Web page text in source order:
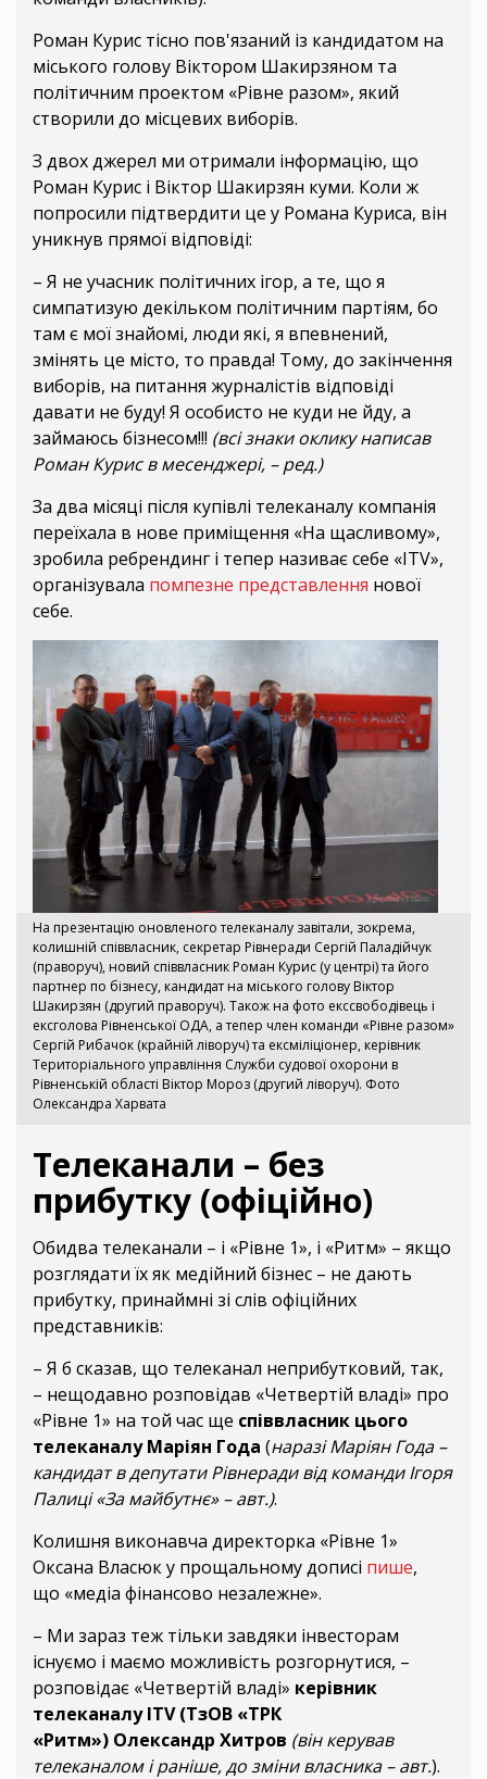
Роман Курис тісно пов'язаний із кандидатом на
міського голову Віктором Шакирзяном та
політичним проектом «Рівне разом», який
створили до місцевих виборів.
З двох джерел ми отримали інформацію, що
Роман Курис і Віктор Шакирзян куми. Коли ж
попросили підтвердити це у Романа Куриса, він
уникнув прямої відповіді:
– Я не учасник політичних ігор, а те, що я
симпатизую декільком політичним партіям, бо
там є мої знайомі, люди які, я впевнений,
змінять це місто, то правда! Тому, до закінчення
виборів, на питання журналістів відповіді
давати не буду! Я особисто не куди не йду, а
займаюсь бізнесом!!! (всі знаки оклику написав
Роман Курис в месенджері, – ред.)
За два місяці після купівлі телеканалу компанія
переїхала в нове приміщення «На щасливому»,
зробила ребрендинг і тепер називає себе «ITV»,
організувала помпезне представлення нової
себе.
На презентацію оновленого телеканалу завітали, зокрема,
колишній співвласник, секретар Рівнеради Сергій Паладійчук
(праворуч), новий співвласник Роман Курис (у центрі) та його
партнер по бізнесу, кандидат на міського голову Віктор
Шакирзян (другий праворуч). Також на фото екссвободівець і
ексголова Рівненської ОДА, а тепер член команди «Рівне разом»
Сергій Рибачок (крайній ліворуч) та ексміліціонер, керівник
Територіального управління Служби судової охорони в
Рівненській області Віктор Мороз (другий ліворуч). Фото
Олександра Харвата
Телеканали – без
прибутку (офіційно)
Обидва телеканали – і «Рівне 1», і «Ритм» – якщо
розглядати їх як медійний бізнес – не дають
прибутку, принаймні зі слів офіційних
представників:
– Я б сказав, що телеканал неприбутковий, так,
– нещодавно розповідав «Четвертій владі» про
«Рівне 1» на той час ще співвласник цього
телеканалу Маріян Года (наразі Маріян Года –
кандидат в депутати Рівнеради від команди Ігоря
Палиці «За майбутнє» – авт.).
Колишня виконавча директорка «Рівне 1»
Оксана Власюк у прощальному дописі пише,
що «медіа фінансово незалежне».
– Ми зараз теж тільки завдяки інвесторам
існуємо і маємо можливість розгорнутися, –
розповідає «Четвертій владі» керівник
телеканалу ITV (ТзОВ «ТРК
«Ритм») Олександр Хитров (він керував
телеканалом і раніше, до зміни власника – авт.).